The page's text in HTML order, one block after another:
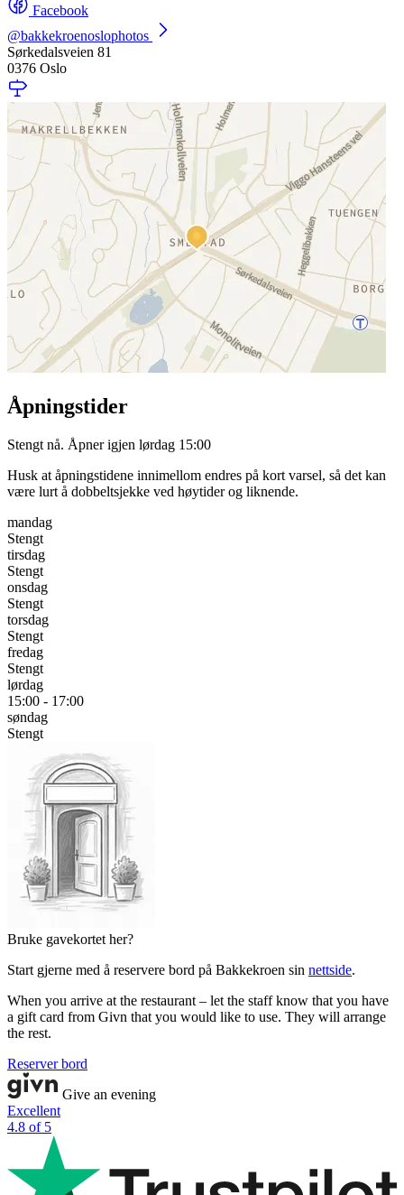
Facebook
@bakkekroenoslophotos
Sørkedalsveien 81
0376 Oslo
Åpningstider
Stengt nå. Åpner igjen lørdag 15:00
Husk at åpningstidene innimellom endres på kort varsel, så det kan
være lurt å dobbeltsjekke ved høytider og liknende.
mandag
Stengt
tirsdag
Stengt
onsdag
Stengt
torsdag
Stengt
fredag
Stengt
lørdag
15:00 - 17:00
søndag
Stengt
Bruke gavekortet her?
Start gjerne med å reservere bord på Bakkekroen sin nettside.
When you arrive at the restaurant – let the staff know that you have
a gift card from Givn that you would like to use. They will arrange
the rest.
Reserver bord
Give an evening
Excellent
4.8 of 5